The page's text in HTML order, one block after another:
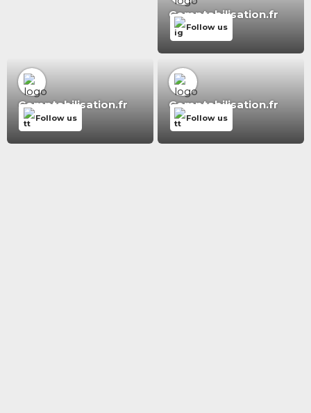
Comptabilisation.fr
Follow us
Comptabilisation.fr
Follow us
Comptabilisation.fr
Follow us